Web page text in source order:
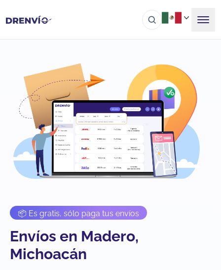
📦 Es gratis, sólo paga tus envíos
Envíos en Madero,
Michoacán